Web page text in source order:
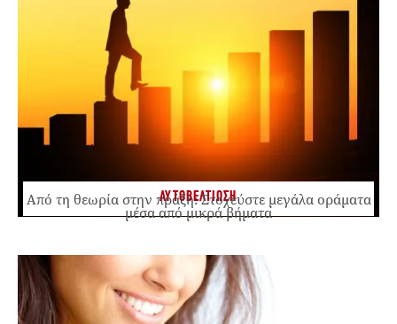
ΑΥΤΟΒΕΛΤΙΩΣΗ
Από τη θεωρία στην πράξη: Στοχεύστε μεγάλα οράματα
μέσα από μικρά βήματα